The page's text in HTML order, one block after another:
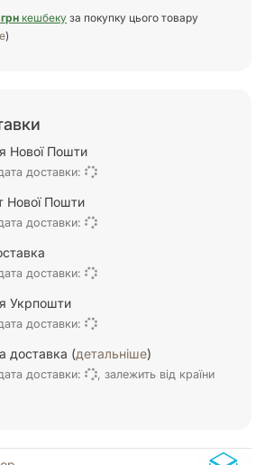
кешбеку за покупку цього товару
)
Нової Пошти
доставки:
Нової Пошти
доставки:
доставки:
Укрпошти
доставки:
доставка (детальніше)
доставки:
, залежить від країни